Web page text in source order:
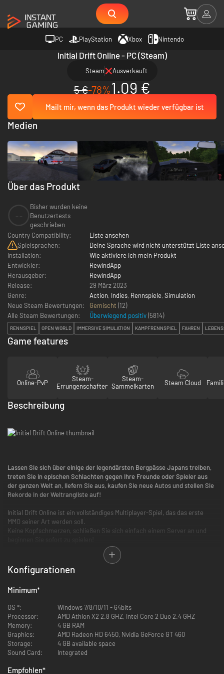
PC PlayStation Xbox Nintendo
Initial Drift Online - PC (Steam)
Steam Ausverkauft
5 €-78%1.09 €
Mailt mir, wenn das Produkt wieder verfügbar ist
Über das Produkt
Bisher wurden keine
Benutzertests
geschrieben
Country Compatibility:
Liste ansehen
Spielsprachen:
Deine Sprache wird nicht unterstützt Liste
Installation:
Wie aktiviere ich mein Produkt
Entwickler:
RewindApp
Herausgeber:
RewindApp
Release:
29 März 2023
Genre:
Action, Indies, Rennspiele, Simulation
Neue Steam Bewertungen:
Gemischt (12)
Alle Steam Bewertungen:
Überwiegend positiv(5814)
RENNSPIEL OPEN WORLD IMMERSIVE SIMULATION KAMPFRENNSPIEL FAHREN
Medien
Game features
Online-PvP
Steam-
Errungenschaften
Steam-
Sammelkarten
Steam Cloud
Beschreibung
Lassen Sie sich über einige der legendärsten Bergpässe Japans treiben,
treten Sie in epischen Schlachten gegen Ihre Freunde oder Spieler aus
der ganzen Welt an, liefern Sie aus, kaufen Sie neue Autos und stellen Sie
Rekorde in der Weltrangliste auf!
Initial Drift Online ist ein vollständiges Multiplayer-Spiel, das das erste
MMO seiner Art werden soll.
Keine Kopfschmerzen, schließen Sie sich einfach einem Server an und
Das Spiel hat eine halboffene Welt, die aus 3 legendären Schauplätzen
besteht:
-Der Berg Haruna
Konfigurationen
Minimum*
OS *:
Windows 7/8/10/11 - 64bits
Processor:
AMD Athlon X2 2.8 GHZ, Intel Core 2 Duo 2.4 GHZ
Memory:
4 GB RAM
Graphics:
AMD Radeon HD 6450, Nvidia GeForce GT 460
Storage:
4 GB available space
Sound Card:
Integrated
Empfohlen*